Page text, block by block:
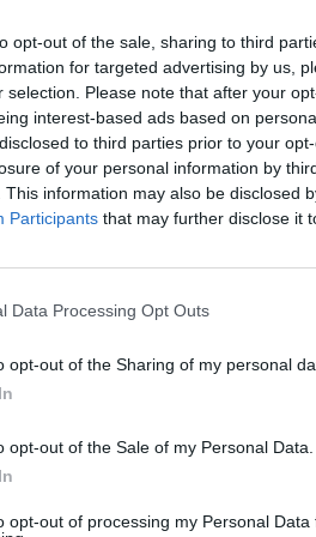
opt-out of the sale, sharing to third
for targeted advertising by us,
selection. Please note that after your
interest-based ads based on
to third parties prior to your
of your personal information by
This information may also be disclosed
Participants that may further disclose it
Data Processing Opt Outs
opt-out of the Sharing of my personal
opt-out of the Sale of my Personal Data.
opt-out of processing my Personal Data
sviediniai, prieštankinės
aukų pagerbimas Reporteris
liko
medžius